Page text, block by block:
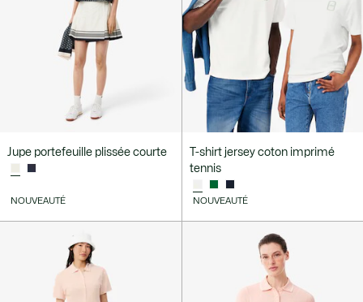
Jupe portefeuille plissée courte
NOUVEAUTÉ
T-shirt jersey coton imprimé
tennis
NOUVEAUTÉ